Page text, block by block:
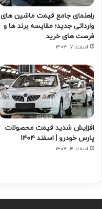
راهنمای جامع قیمت ماشین های
وارداتی جدید؛ مقایسه برند ها و
فرصت های خرید
اسفند ۷, ۱۴۰۴
افزایش شدید قیمت محصولات
پارس خودرو | اسفند ۱۴۰۴
اسفند ۴, ۱۴۰۴